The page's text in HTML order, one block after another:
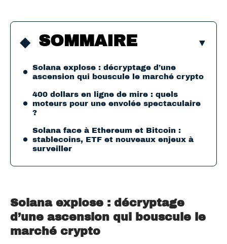
SOMMAIRE
Solana explose : décryptage d’une
ascension qui bouscule le marché crypto
400 dollars en ligne de mire : quels
moteurs pour une envolée spectaculaire
?
Solana face à Ethereum et Bitcoin :
stablecoins, ETF et nouveaux enjeux à
surveiller
Solana explose : décryptage
d’une ascension qui bouscule le
marché crypto